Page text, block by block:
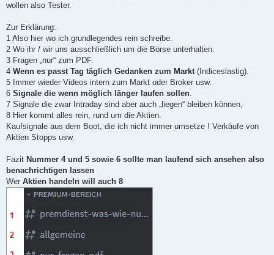
wollen also Tester.
Zur Erklärung:
1 Also hier wo ich grundlegendes rein schreibe.
2 Wo ihr / wir uns ausschließlich um die Börse unterhalten.
3 Fragen „nur“ zum PDF.
4 Wenn es passt Tag täglich Gedanken zum Markt(Indiceslastig).
5 Immer wieder Videos intern zum Markt oder Broker usw.
6 Signale die wenn möglich länger laufen sollen.
7 Signale die zwar Intraday sind aber auch „liegen“ bleiben können,
8 Hier kommt alles rein, rund um die Aktien.
Kaufsignale aus dem Boot, die ich nicht immer umsetze ! Verkäufe von
Aktien Stopps usw.
Fazit Nummer 4 und 5 sowie 6 sollte man laufend sich ansehen also
benachrichtigen lassen
Wer Aktien handeln will auch 8